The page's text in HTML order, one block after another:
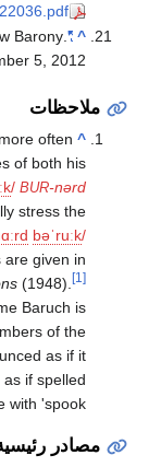
^
"The Belle W. Baruch Foundation"
Barony
5,2012
ملاحظات
more often
of both his
uːk/ BUR-nərd
stress the
ˈnɑːrd bəˈruː
are given in
(1948).
Baruch is
of the
as if it
as if spelled
with 'spook.'"
مصادر رئيسية